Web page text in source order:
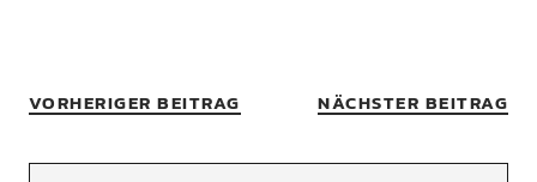
VORHERIGER BEITRAG NÄCHSTER BEITRAG